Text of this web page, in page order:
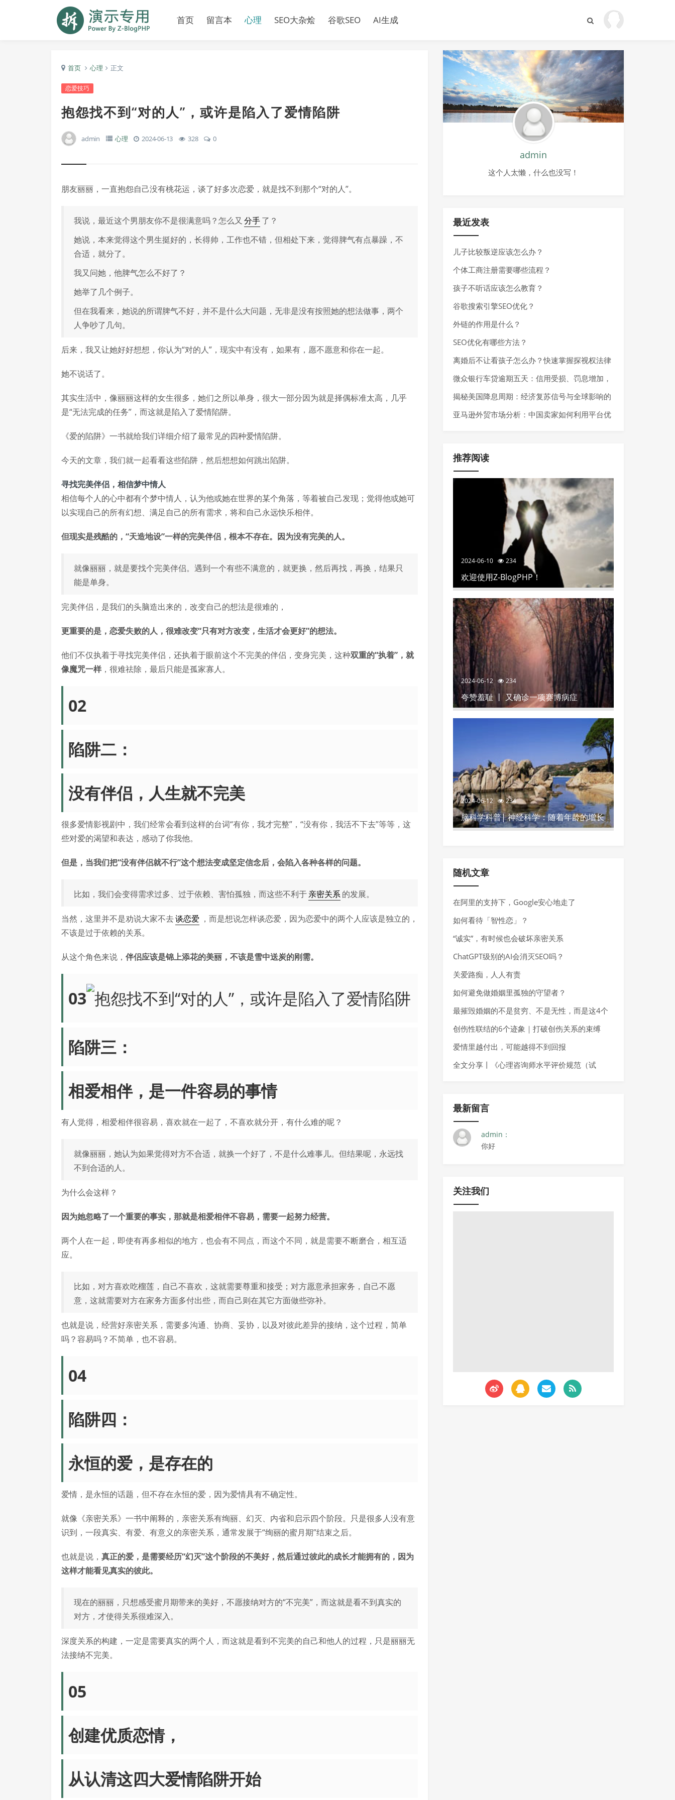
首页 留言本 心理 SEO大杂烩 谷歌SEO AI生成
首页 心理 正文
恋爱技巧
抱怨找不到“对的人”，或许是陷入了爱情陷阱
admin 心理 2024-06-13 328 0
朋友丽丽，一直抱怨自己没有桃花运，谈了好多次恋爱，就是找不到那个“对的人”。
我说，最近这个男朋友你不是很满意吗？怎么又 分手了？
她说，本来觉得这个男生挺好的，长得帅，工作也不错，但相处下来，觉得脾气有点暴躁，不
合适，就分了。
我又问她，他脾气怎么不好了？
她举了几个例子。
但在我看来，她说的所谓脾气不好，并不是什么大问题，无非是没有按照她的想法做事，两个
人争吵了几句。
后来，我又让她好好想想，你认为“对的人”，现实中有没有，如果有，愿不愿意和你在一起。
她不说话了。
其实生活中，像丽丽这样的女生很多，她们之所以单身，很大一部分因为就是择偶标准太高，几乎
是“无法完成的任务”，而这就是陷入了爱情陷阱。
《爱的陷阱》一书就给我们详细介绍了最常见的四种爱情陷阱。
今天的文章，我们就一起看看这些陷阱，然后想想如何跳出陷阱。
寻找完美伴侣，相信梦中情人
相信每个人的心中都有个梦中情人，认为他或她在世界的某个角落，等着被自己发现；觉得他或她可
以实现自己的所有幻想、满足自己的所有需求，将和自己永远快乐相伴。
但现实是残酷的，“天造地设”一样的完美伴侣，根本不存在。因为没有完美的人。
就像丽丽，就是要找个完美伴侣。遇到一个有些不满意的，就更换，然后再找，再换，结果只
能是单身。
完美伴侣，是我们的头脑造出来的，改变自己的想法是很难的，
更重要的是，恋爱失败的人，很难改变“只有对方改变，生活才会更好”的想法。
他们不仅执着于寻找完美伴侣，还执着于眼前这个不完美的伴侣，变身完美，这种双重的“执着”，就
像魔咒一样 ，很难祛除，最后只能是孤家寡人。
02
陷阱二：
没有伴侣，人生就不完美
很多爱情影视剧中，我们经常会看到这样的台词“有你，我才完整”，“没有你，我活不下去”等等，这
些对爱的渴望和表达，感动了你我他。
但是，当我们把“没有伴侣就不行”这个想法变成坚定信念后，会陷入各种各样的问题。
比如，我们会变得需求过多、过于依赖、害怕孤独，而这些不利于亲密关系的发展。
当然，这里并不是劝说大家不去谈恋爱 ，而是想说怎样谈恋爱，因为恋爱中的两个人应该是独立的，
不该是过于依赖的关系。
从这个角色来说， 伴侣应该是锦上添花的美丽，不该是雪中送炭的刚需。
03
陷阱三：
相爱相伴，是一件容易的事情
有人觉得，相爱相伴很容易，喜欢就在一起了，不喜欢就分开，有什么难的呢？
就像丽丽，她认为如果觉得对方不合适，就换一个好了，不是什么难事儿。但结果呢，永远找
不到合适的人。
为什么会这样？
因为她忽略了一个重要的事实，那就是相爱相伴不容易，需要一起努力经营。
两个人在一起，即使有再多相似的地方，也会有不同点，而这个不同，就是需要不断磨合，相互适
应。
比如，对方喜欢吃榴莲，自己不喜欢，这就需要尊重和接受；对方愿意承担家务，自己不愿
意，这就需要对方在家务方面多付出些，而自己则在其它方面做些弥补。
也就是说，经营好亲密关系，需要多沟通、协商、妥协，以及对彼此差异的接纳，这个过程，简单
吗？容易吗？不简单，也不容易。
04
陷阱四：
永恒的爱，是存在的
爱情，是永恒的话题，但不存在永恒的爱，因为爱情具有不确定性。
就像《亲密关系》一书中阐释的，亲密关系有绚丽、幻灭、内省和启示四个阶段。只是很多人没有意
识到，一段真实、有爱、有意义的亲密关系，通常发展于“绚丽的蜜月期”结束之后。
也就是说， 真正的爱，是需要经历“幻灭”这个阶段的不美好，然后通过彼此的成长才能拥有的，因为
这样才能看见真实的彼此。
现在的丽丽，只想感受蜜月期带来的美好，不愿接纳对方的“不完美”，而这就是看不到真实的
对方，才使得关系很难深入。
深度关系的构建，一定是需要真实的两个人，而这就是看到不完美的自己和他人的过程，只是丽丽无
法接纳不完美。
05
创建优质恋情，
从认清这四大爱情陷阱开始
admin
这个人太懒，什么也没写！
最近发表
儿子比较叛逆应该怎么办？
个体工商注册需要哪些流程？
孩子不听话应该怎么教育？
谷歌搜索引擎SEO优化？
外链的作用是什么？
SEO优化有哪些方法？
离婚后不让看孩子怎么办？快速掌握探视权法律
基础与应对措施
微众银行车贷逾期五天：信用受损、罚息增加，
如何避免严重后果？
揭秘美国降息周期：经济复苏信号与全球影响的
深度解析
亚马逊外贸市场分析：中国卖家如何利用平台优
推荐阅读
2024-06-10 234
欢迎使用Z-BlogPHP！
2024-06-12 234
夸赞羞耻 丨 又确诊一项赛博病症
2024-06-12 234
脑科学科普| 神经科学：随着年龄的增长
影响记忆力的4个坏习惯
随机文章
在阿里的支持下，Google安心地走了
如何看待「智性恋」？
“诚实”，有时候也会破坏亲密关系
ChatGPT级别的AI会消灭SEO吗？
关爱路痴，人人有责
如何避免做婚姻里孤独的守望者？
最摧毁婚姻的不是贫穷、不是无性，而是这4个
字
创伤性联结的6个迹象｜打破创伤关系的束缚
爱情里越付出，可能越得不到回报
全文分享丨《心理咨询师水平评价规范（试
最新留言
admin：
你好
关注我们